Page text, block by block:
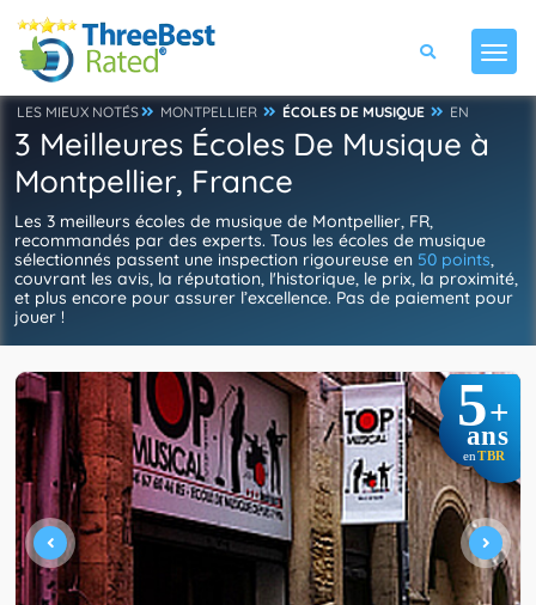
LES MIEUX NOTÉS MONTPELLIER ÉCOLES DE MUSIQUE EN
3 Meilleures Écoles De Musique à
Montpellier, France
Les 3 meilleurs écoles de musique de Montpellier, FR,
recommandés par des experts. Tous les écoles de musique
sélectionnés passent une inspection rigoureuse en 50 points,
couvrant les avis, la réputation, l'historique, le prix, la proximité,
et plus encore pour assurer l’excellence. Pas de paiement pour
jouer !
5+
ans
en TBR